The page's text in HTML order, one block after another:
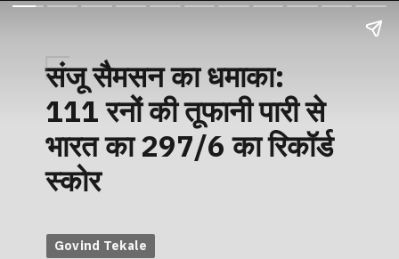
संजू सैमसन का धमाका:
111 रनों की तूफानी पारी से
भारत का 297/6 का रिकॉर्ड
स्कोर
Govind Tekale
Govind Tekale